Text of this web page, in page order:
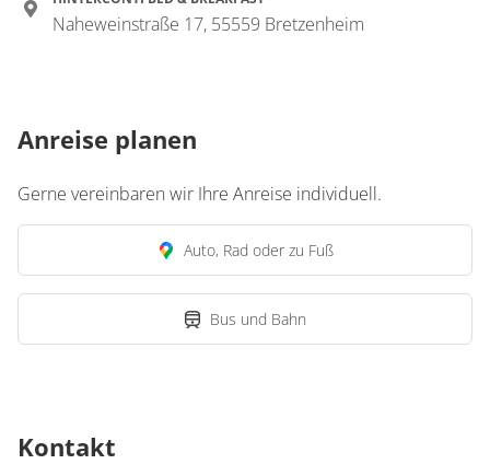
Naheweinstraße 17, 55559 Bretzenheim
Anreise planen
Gerne vereinbaren wir Ihre Anreise individuell.
Auto, Rad oder zu Fuß
Bus und Bahn
Kontakt